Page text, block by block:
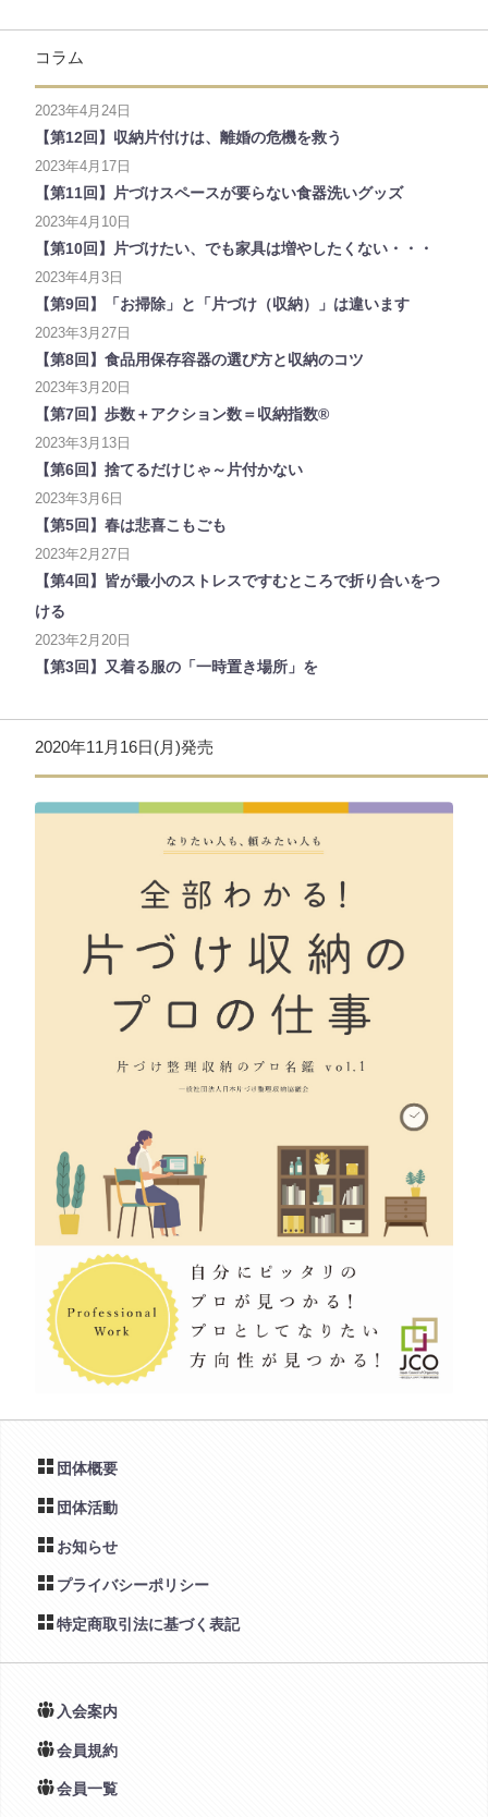
コラム
2023年4月24日
【第12回】収納片付けは、離婚の危機を救う
2023年4月17日
【第11回】片づけスペースが要らない食器洗いグッズ
2023年4月10日
【第10回】片づけたい、でも家具は増やしたくない・・・
2023年4月3日
【第9回】「お掃除」と「片づけ（収納）」は違います
2023年3月27日
【第8回】食品用保存容器の選び方と収納のコツ
2023年3月20日
【第7回】歩数＋アクション数＝収納指数®
2023年3月13日
【第6回】捨てるだけじゃ～片付かない
2023年3月6日
【第5回】春は悲喜こもごも
2023年2月27日
【第4回】皆が最小のストレスですむところで折り合いをつ
ける
2023年2月20日
【第3回】又着る服の「一時置き場所」を
2020年11月16日(月)発売
団体概要
団体活動
お知らせ
プライバシーポリシー
特定商取引法に基づく表記
入会案内
会員規約
会員一覧